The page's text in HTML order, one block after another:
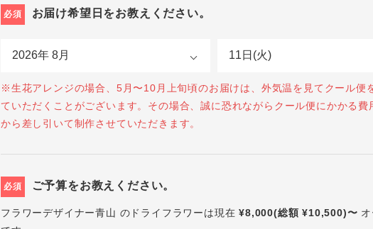
必須 お届け希望日をお教えください。
※生花アレンジの場合、5月〜10月上旬頃のお届けは、外気温を見てクール便
ていただくことがございます。その場合、誠に恐れながらクール便にかかる費
から差し引いて制作させていただきます。
必須 ご予算をお教えください。
フラワーデザイナー青山 のドライフラワーは現在¥8,000(総額 ¥10,500)〜